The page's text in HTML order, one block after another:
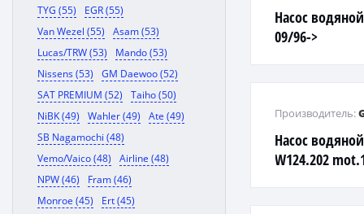
TYG (55)
EGR (55)
Van Wezel (55)
Asam (53)
Lucas/TRW (53)
Mando (53)
Nissens (53)
GM Daewoo (52)
SAT PREMIUM (52)
Taiho (50)
NiBK (49)
Wahler (49)
Ate (49)
SB Nagamochi (48)
Vemo/Vaico (48)
Airline (48)
NPW (46)
Fram (46)
Monroe (45)
Ert (45)
Насос
09/96->
Насос
W124.202
Производитель: